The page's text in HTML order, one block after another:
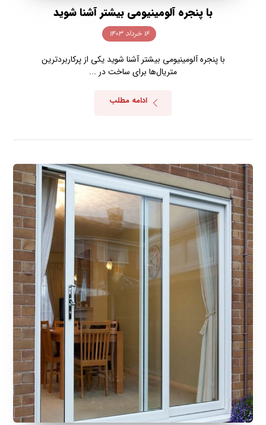
با پنجره آلومینیومی بیشتر آشنا شوید
۱۶ خرداد ۱۴۰۳
با پنجره آلومینیومی بیشتر آشنا شوید یکی از پرکاربردترین
متریال‌ها برای ساخت در ...
ادامه مطلب